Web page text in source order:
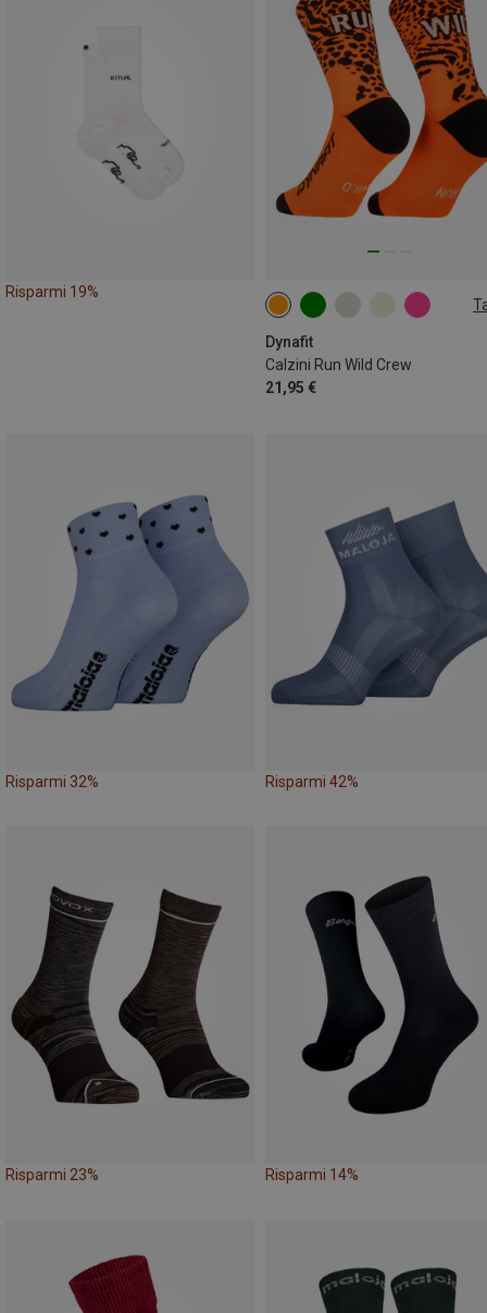
Risparmi 19%
Dynafit
Calzini Run Wild Crew
21,95 €
35|36|37|38
39|40|41|42
43|44|45|46
Risparmi 32% Risparmi 42%
Risparmi 23% Risparmi 14%